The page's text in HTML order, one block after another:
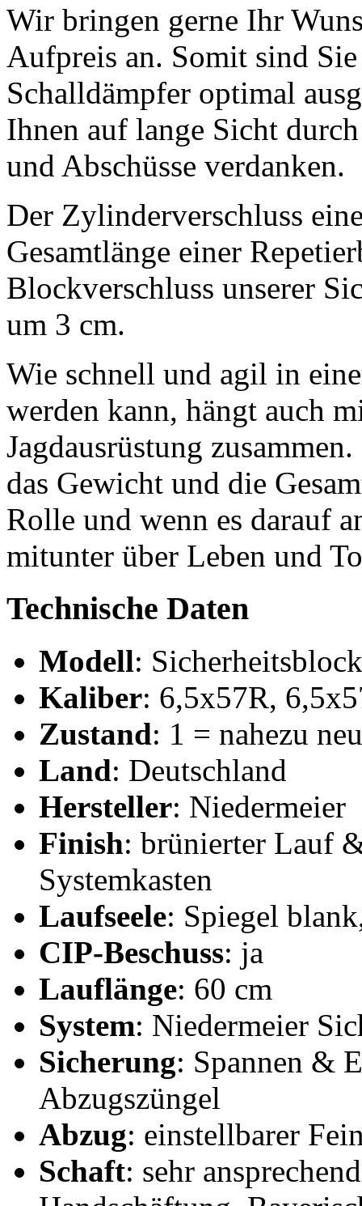
Wir bringen gerne Ihr
Aufpreis an. Somit sind
Schalldämpfer optimal
Ihnen auf lange Sicht
und Abschüsse verdanken.
Der Zylinderverschluss
Gesamtlänge einer
Blockverschluss unserer
um 3 cm.
Wie schnell und agil in
werden kann, hängt auch
Jagdausrüstung
das Gewicht und die
Rolle und wenn es darauf
mitunter über Leben und
Technische Daten
Modell:
Kaliber: 6,5x57R,
Zustand: 1 = nahezu
Land: Deutschland
Hersteller: Niedermeier
Finish: brünierter Lauf
Systemkasten
Laufseele: Spiegel
CIP-Beschuss: ja
Lauflänge: 60 cm
System: Niedermeier
Sicherung: Spannen &
Abzugszüngel
Abzug: einstellbarer
Schaft: sehr